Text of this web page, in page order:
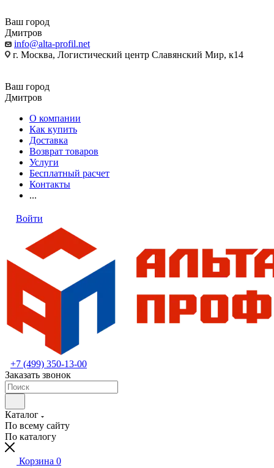
Ваш город
Дмитров
info@alta-profil.net
г. Москва, Логистический центр Славянский Мир, к14
Ваш город
Дмитров
О компании
Как купить
Доставка
Возврат товаров
Услуги
Бесплатный расчет
Контакты
...
Войти
+7 (499) 350-13-00
Заказать звонок
Каталог
По всему сайту
По каталогу
Корзина 0